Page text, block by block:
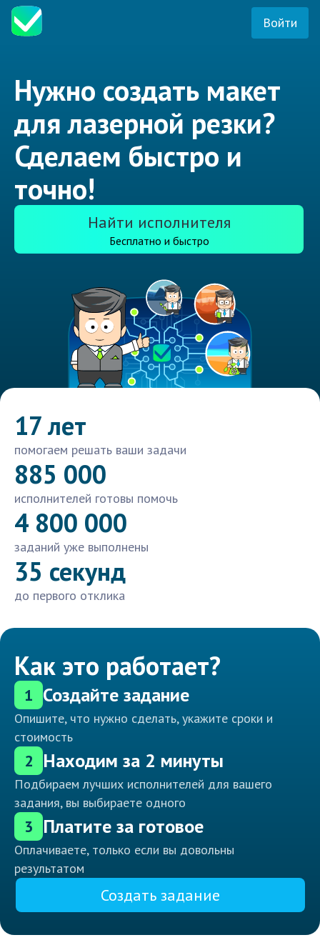
Войти
Нужно создать макет
для лазерной резки?
Сделаем быстро и
точно!
Найти исполнителя
Бесплатно и быстро
17 лет
помогаем решать ваши задачи
885 000
исполнителей готовы помочь
4 800 000
заданий уже выполнены
35 секунд
до первого отклика
Как это работает?
1 Создайте задание
Опишите, что нужно сделать, укажите сроки и
стоимость
2 Находим за 2 минуты
Подбираем лучших исполнителей для вашего
задания, вы выбираете одного
3 Платите за готовое
Оплачиваете, только если вы довольны
результатом
Создать задание